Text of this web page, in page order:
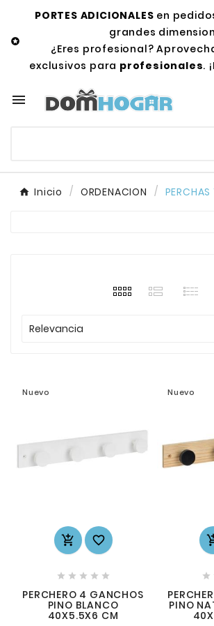

PORTES ADICIONALES en
grandes
¿Eres profesional?
exclusivos para profesionales.

Inicio ORDENACION
Relevancia
Nuevo
 
    
PERCHERO 4 GANCHOS
PINO BLANCO
40X5.5X6 CM
Nuevo

PINO